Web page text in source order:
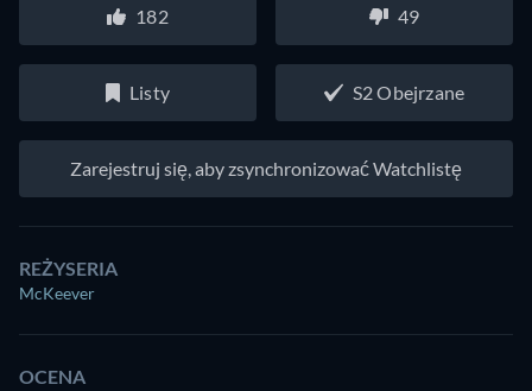
182 49
Listy S2 Obejrzane
Zarejestruj się, aby zsynchronizować Watchlistę
REŻYSERIA
McKeever
OCENA